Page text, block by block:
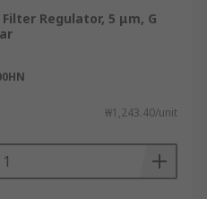
Filter Regulator, 5 μm, G
₩1,243.40/unit